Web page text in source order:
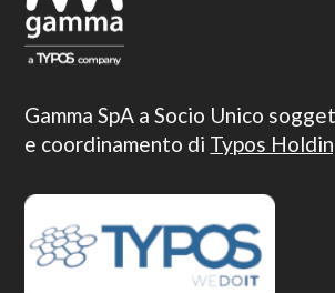
Gamma SpA a Socio Unico
e coordinamento di Typos